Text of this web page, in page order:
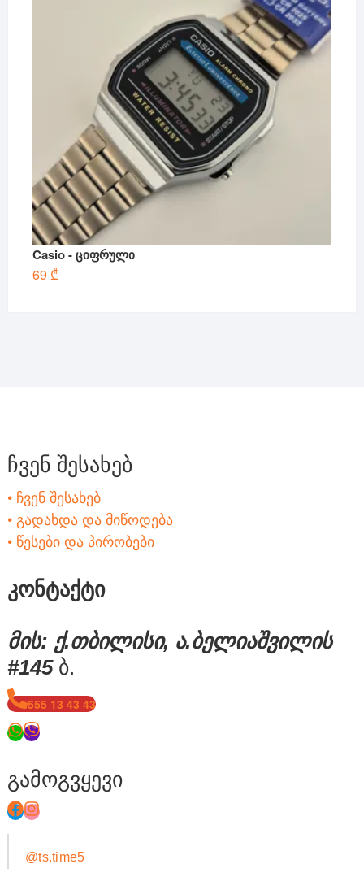
Casio - ციფრული
69 ₾
ჩვენ შესახებ
• ჩვენ შესახებ
• გადახდა და მიწოდება
• წესები და პირობები
კონტაქტი
მის: ქ.თბილისი, ა.ბელიაშვილის
#145ბ.
555 13 43 43
გამოგვყევი
@ts.time5